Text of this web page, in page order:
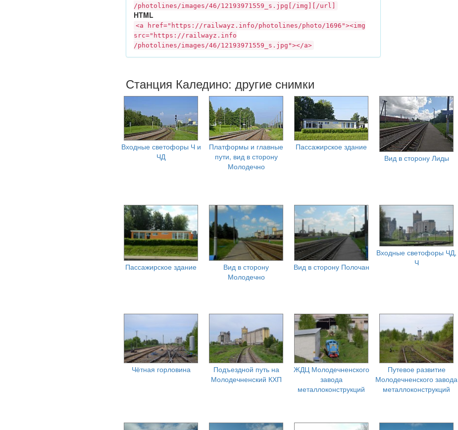
/photolines/images/46/12193971559_s.jpg[/img][/url]
HTML
<a href="https:// railwayz.info/photolines/photo/1696"><img
src="https:// railwayz.info
/photolines/images/46/12193971559_s.jpg"></a>
Станция Каледино: другие снимки
Входные светофоры Ч и
ЧД
Платформы и главные
пути, вид в сторону
Молодечно
Пассажирское здание
Вид в сторону Лиды
Пассажирское здание
Вид в сторону
Молодечно
Вид в сторону Полочан
Входные светофоры ЧД,
Ч
Чётная горловина
Подъездной путь на
Молодечненский КХП
ЖДЦ Молодечненского
завода
металлоконструкций
Путевое развитие
Молодечненского завода
металлоконструкций